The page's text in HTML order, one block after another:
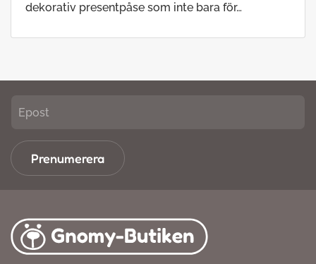
dekorativ presentpåse som inte bara för…
Prenumerera